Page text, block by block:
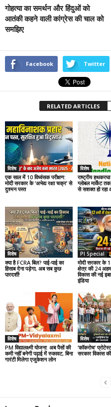
गोहत्या का समर्थन और हिंदुओं को
आतंकी कहने वाली कांग्रेस की चाल को
समझिए
Facebook Twitter
RELATED ARTICLES
विशेष
एक साल में 10 विध्वंसक परीक्षण:
मोदी सरकार के ‘अभेद्य रक्षा चक्र’ से
दुश्मन पस्त
विशेष
राष्ट्रीय
ग्लोबल मार्केट
से सशक्त हो रहा
विशेष
क्या है FCRA बिल? पाई-पाई का
हिसाब देना पड़ेगा, अब सब कुछ
पारदर्शी!
PI Special
मोदी सरकार के
क्षेत्र की 24
विकास की नई
इंडिया
विशेष
PM विद्यालक्ष्मी योजना: अब पैसों की
कमी नहीं बनेगी पढ़ाई में रुकावट, बिना
गारंटी मिलेगा एजुकेशन लोन
विशेष
‘कॉकरोच’
सरकार विकास की